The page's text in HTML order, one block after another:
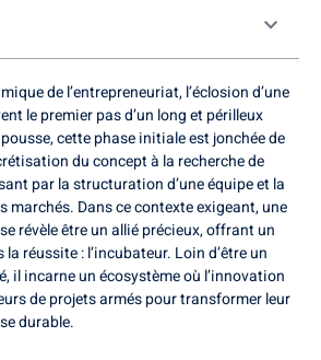
de l’entrepreneuriat, l’éclosion d’une
le premier pas d’un long et périlleux
cette phase initiale est jonchée de
du concept à la recherche de
par la structuration d’une équipe et la
marchés. Dans ce contexte exigeant, une
révèle être un allié précieux, offrant un
réussite : l’incubateur. Loin d’être un
il incarne un écosystème où l’innovation
de projets armés pour transformer leur
durable.